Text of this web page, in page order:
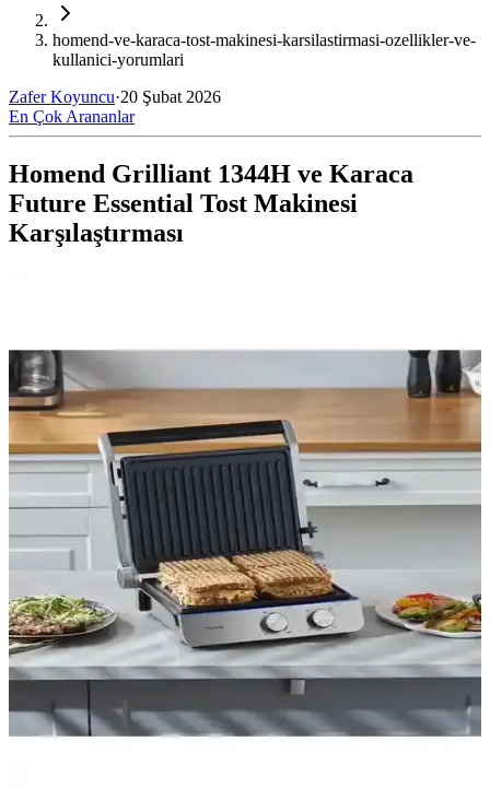
homend-ve-karaca-tost-makinesi-karsilastirmasi-ozellikler-ve-
kullanici-yorumlari
Zafer Koyuncu·20 Şubat 2026
En Çok Arananlar
Homend Grilliant 1344H ve Karaca
Future Essential Tost Makinesi
Karşılaştırması